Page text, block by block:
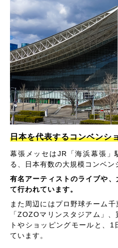
日本を代表するコンベンシ
幕張メッセはJR「海浜幕張」
る、日本有数の大規模コンベン
有名アーティストのライブや
て行われています。
また周辺にはプロ野球チーム
「ZOZOマリンスタジアム」
トやショッピングモールと、
ています。